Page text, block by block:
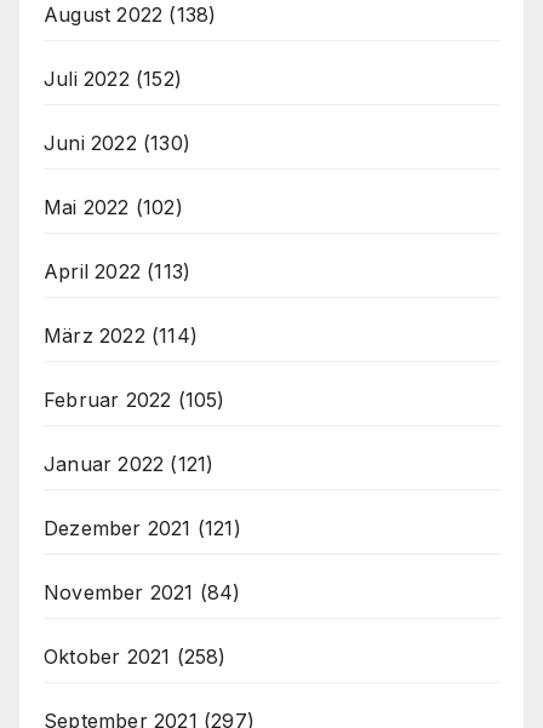
August 2022 (138)
Juli 2022 (152)
Juni 2022 (130)
Mai 2022 (102)
April 2022 (113)
März 2022 (114)
Februar 2022 (105)
Januar 2022 (121)
Dezember 2021 (121)
November 2021 (84)
Oktober 2021 (258)
September 2021 (297)